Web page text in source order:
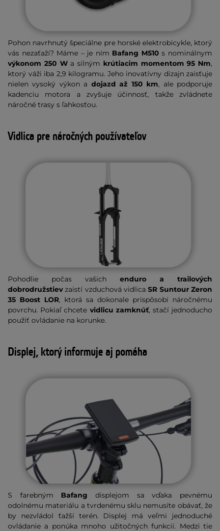
Pohon navrhnutý špeciálne pre horské elektrobicykle, ktorý
vás nezaťaží? Máme – je ním Bafang M510 s nominálnym
výkonom 250 Wa silným krútiacim momentom 95 Nm,
ktorý váži iba 2,9 kilogramu. Jeho inovatívny dizajn zaisťuje
nielen vysoký výkon a dojazd až 150 km, ale podporuje
kadenciu motora a zvyšuje účinnosť, takže zvládnete
náročné trasy s ľahkosťou.
Vidlica pre náročných používateľov
Pohodlie počas vašich enduro a trailových
dobrodružstievzaistí vzduchová vidlicaSR Suntour Zeron
35 Boost LOR, ktorá sa dokonale prispôsobí náročnému
povrchu. Pokiaľ chcete vidlicu zamknúť, stačí jednoducho
použiť ovládanie na korunke.
Displej, ktorý informuje aj pomáha
S farebným Bafang displejom sa vďaka pevnému
odolnému materiálu a tvrdenému sklu nemusíte obávať, že
by nezvládol ťažší terén. Displej má veľmi jednoduché
ovládanie a ponúka mnoho užitočných funkcií. Medzi tie